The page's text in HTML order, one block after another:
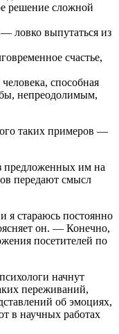
решение сложной
ловко выпутаться из
счастье,
способная
непреодолимым,
таких примеров —
предложенных им на
передают смысл
я стараюсь постоянно
он. — Конечно,
посетителей по
начнут
переживаний,
об эмоциях,
в научных работах